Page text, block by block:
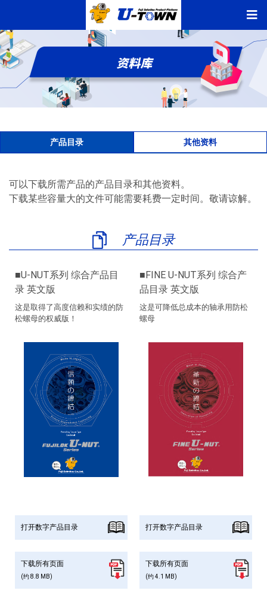
产品目录 其他资料
可以下载所需产品的产品目录和其他资料。
下载某些容量大的文件可能需要耗费一定时间。敬请谅解。
产品目录
U-NUT系列 综合产品目
录 英文版
这是取得了高度信赖和实绩的防
松螺母的权威版！
打开数字产品目录
下载所有页面
(约 8.8 MB)
FINE U-NUT系列 综合产
品目录 英文版
这是可降低总成本的轴承用防松
螺母
打开数字产品目录
下载所有页面
(约 4.1 MB)